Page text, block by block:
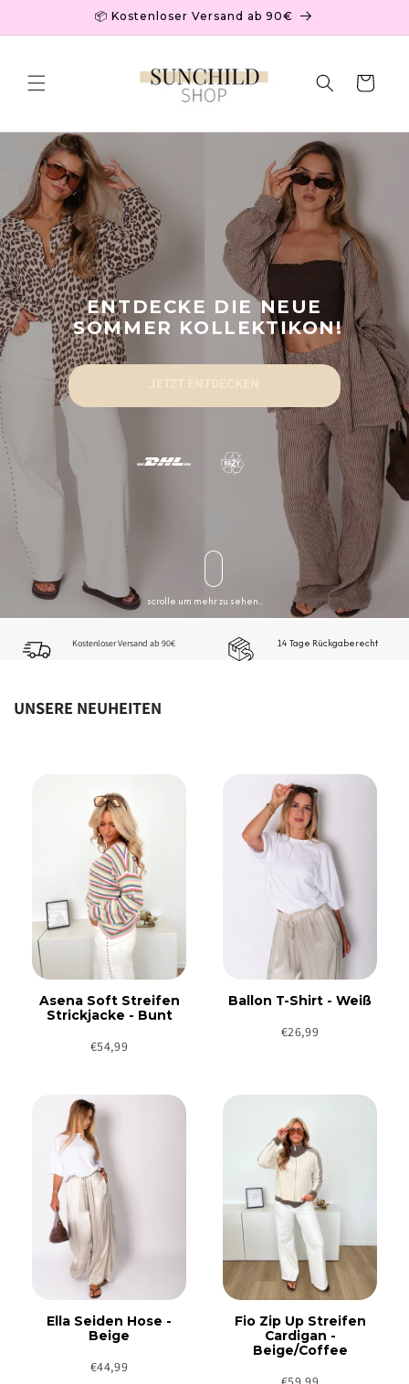
Inhalt
📦 Kostenloser Versand ab 90€
Warenkorb
ENTDECKE DIE NEUE
SOMMER KOLLEKTIKON!
JETZT ENTDECKEN
scrolle um mehr zu sehen..
Kostenloser Versand ab 90€ 14 Tage Rückgaberecht
UNSERE NEUHEITEN
Asena Soft Streifen
Strickjacke - Bunt
€54,99
Ballon T-Shirt - Weiß
€26,99
Ella Seiden Hose -
Beige
€44,99
Fio Zip Up Streifen
Cardigan -
Beige/Coffee